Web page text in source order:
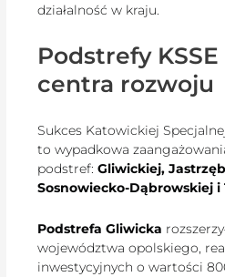
działalność w kraju.
Podstrefy
centra rozwoju
Sukces Katowickiej
to wypadkowa
podstref:Gliwickiej,
Sosnowiecko-Dąbrowskiej i
Podstrefa Gliwicka
województwa opolskiego,
inwestycyjnych o wartości